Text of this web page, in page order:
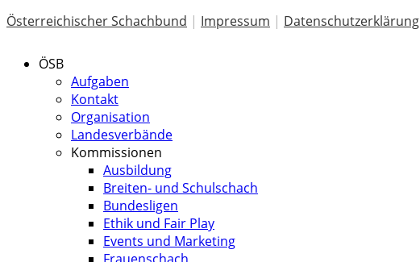
Österreichischer Schachbund | Impressum | Datenschutzerklärung
ÖSB
Aufgaben
Kontakt
Organisation
Landesverbände
Kommissionen
Ausbildung
Breiten- und Schulschach
Bundesligen
Ethik und Fair Play
Events und Marketing